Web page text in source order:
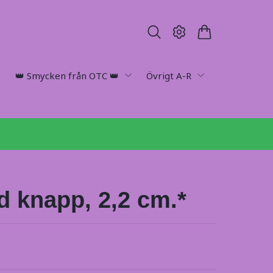
👑 Smycken från OTC 👑
Övrigt A-R
knapp, 2,2 cm.*